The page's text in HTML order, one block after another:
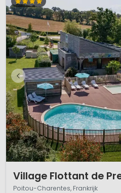
Village Flottant de
Poitou-Charentes, Frankrijk